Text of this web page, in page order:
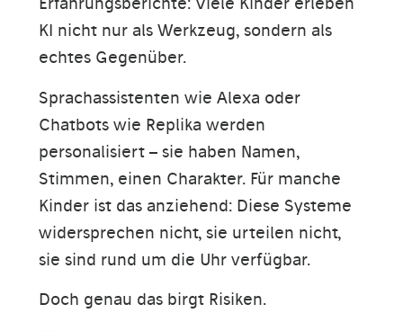
KI nicht nur als Werkzeug, sondern als
echtes Gegenüber.
Sprachassistenten wie Alexa oder
Chatbots wie Replika werden
personalisiert – sie haben Namen,
Stimmen, einen Charakter. Für manche
Kinder ist das anziehend: Diese Systeme
widersprechen nicht, sie urteilen nicht,
sie sind rund um die Uhr verfügbar.
Doch genau das birgt Risiken.